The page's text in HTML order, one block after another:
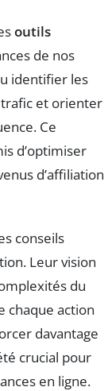
outils
de nos
identifier les
et orienter
Ce
d’optimiser
d’affiliation
conseils
Leur vision
du
chaque action
davantage
crucial pour
en ligne.